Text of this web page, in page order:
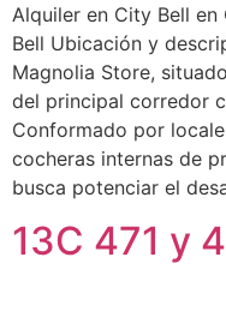
Alquiler en City Bell
Bell Ubicación y
Magnolia Store,
del principal corredor
Conformado por
cocheras internas de
busca potenciar el
13C 471 y